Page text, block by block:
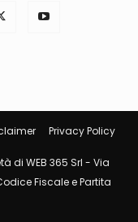
Privacy Policy
di WEB 365 Srl - Via
Fiscale e Partita